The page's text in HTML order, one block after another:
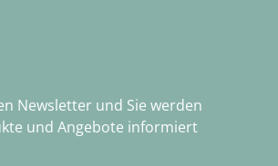
Newsletter und Sie werden
und Angebote informiert